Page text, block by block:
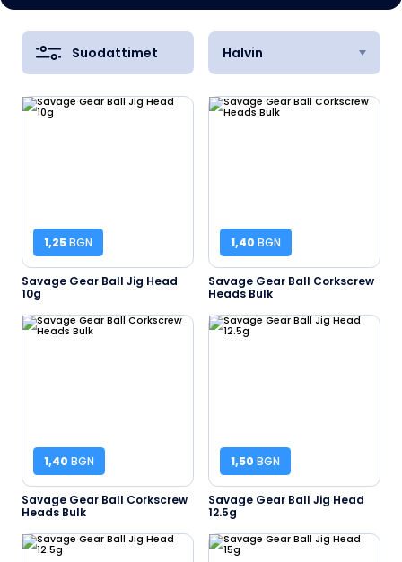
Suodattimet Halvin
1,25BGN
Savage Gear Ball Jig Head
10g
1,40 BGN
Savage Gear Ball Corkscrew
Heads Bulk
1,40 BGN
Savage Gear Ball Corkscrew
Heads Bulk
1,50 BGN
Savage Gear Ball Jig Head
12.5g